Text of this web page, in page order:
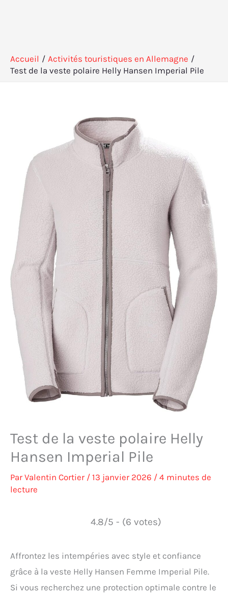
Accueil
Activités touristiques en Allemagne
Test de la veste polaire Helly Hansen Imperial Pile
Test de la veste polaire Helly
Hansen Imperial Pile
ParValentin Cortier / 13 janvier 2026 / 4 minutes de
lecture
4.8/5 - (6 votes)
Affrontez les intempéries avec style et confiance
grâce à la veste Helly Hansen Femme Imperial Pile.
Si vous recherchez une protection optimale contre le